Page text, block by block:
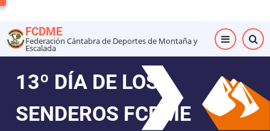
al
contenido
principal
FCDME
Federación Cántabra de Deportes de Montaña y
Escalada
13º DÍA DE LOS
SENDEROS FCDME